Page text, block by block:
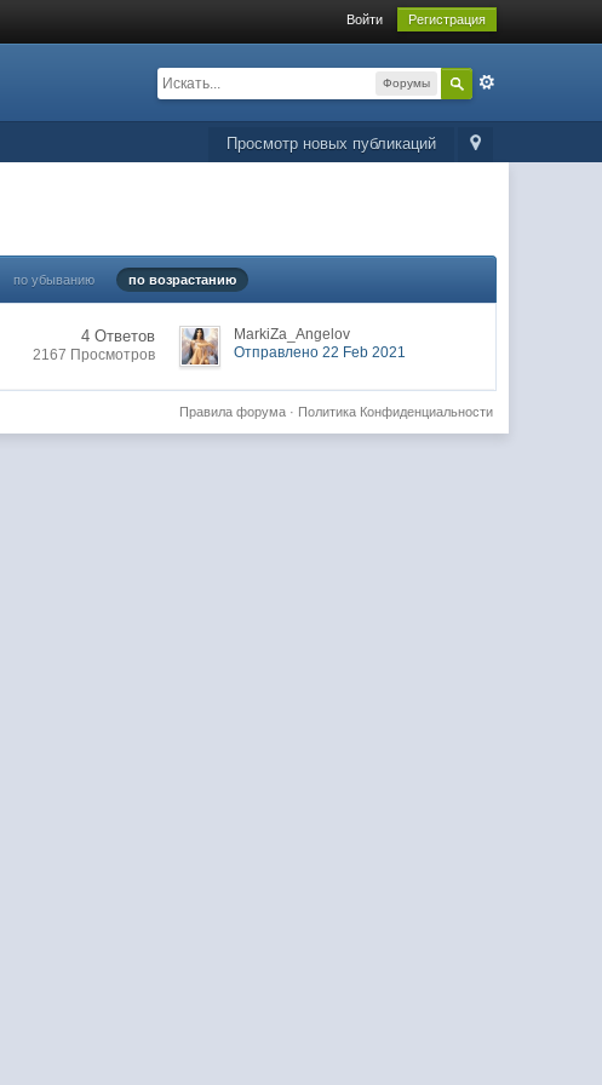
Войти Регистрация
Форумы
Просмотр новых публикаций
по убыванию по возрастанию
4 Ответов
2167 Просмотров
MarkiZa_Angelov
Отправлено 22 Feb 2021
Политика Конфиденциальности
Правила форума·